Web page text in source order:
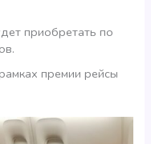
приобретать по
премии рейсы